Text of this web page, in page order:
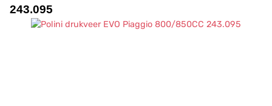
243.095